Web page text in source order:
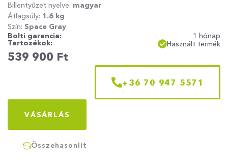
Billentyűzet nyelve: magyar
Átlagsúly: 1.6 kg
Szín: Space Gray
Bolti garancia:
1 hónap
Tartozékok: Használt termék
539 900 Ft
+36 70 947 5571
VÁSÁRLÁS
Összehasonlít